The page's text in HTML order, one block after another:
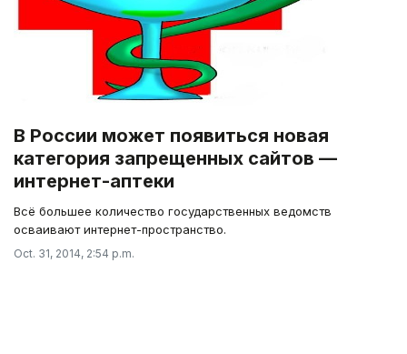
В России может появиться новая
категория запрещенных сайтов —
интернет-аптеки
Всё большее количество государственных ведомств
осваивают интернет-пространство.
Oct. 31, 2014, 2:54 p.m.